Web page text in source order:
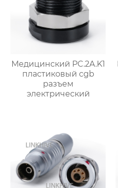
Медицинский PC.2A.K1
пластиковый cgb
разъем
электрический